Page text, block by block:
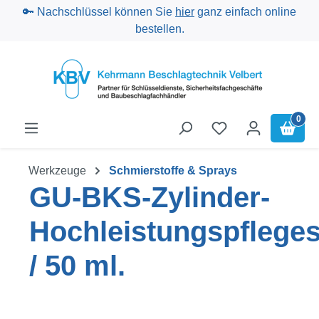
Zum Hauptinhalt springen
🔑 Nachschlüssel können Sie hier ganz einfach online
bestellen.
0
Werkzeuge Schmierstoffe & Sprays
GU-BKS-Zylinder-
/ 50 ml.